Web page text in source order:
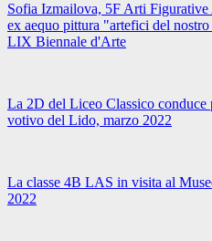
Sofia Izmailova, 5F Arti
ex aequo pittura "artefici del
LIX Biennale d'Arte
La 2D del Liceo Classico
votivo del Lido, marzo 2022
La classe 4B LAS in visita al
2022